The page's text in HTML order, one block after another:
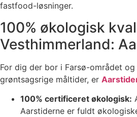
fastfood-løsninger.
100% økologisk
Vesthimmerland:
For dig der bor i Farsø-området
grøntsagsrige måltider, er
100% certificeret økologisk:
Aarstiderne er fuldt